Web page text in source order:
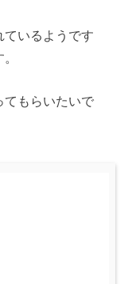
ているようです
てもらいたいで